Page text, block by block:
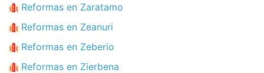
Reformas en Zaratamo
Reformas en Zeanuri
Reformas en Zeberio
Reformas en Zierbena